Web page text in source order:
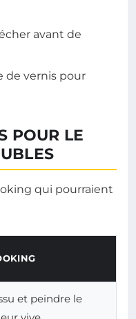
avant de
de vernis pour
POUR LE
qui pourraient
et peindre le